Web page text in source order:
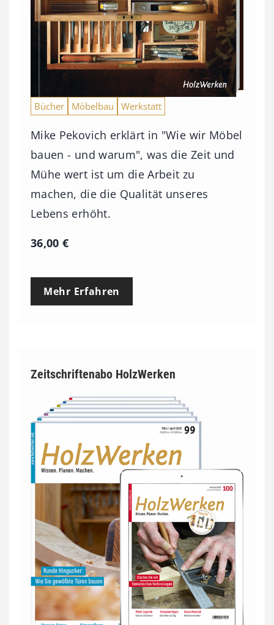
Bücher Möbelbau Werkstatt
Mike Pekovich erklärt in "Wie wir Möbel
bauen - und warum", was die Zeit und
Mühe wert ist um die Arbeit zu
machen, die die Qualität unseres
Lebens erhöht.
36,00€
Mehr Erfahren
Zeitschriftenabo HolzWerken